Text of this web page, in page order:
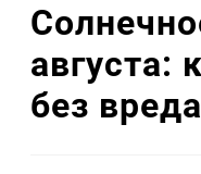
августа:
без